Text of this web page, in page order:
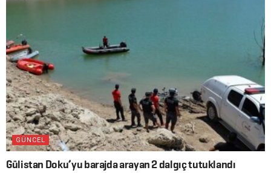
GÜNCEL
Gülistan Doku’yu barajda arayan 2 dalgıç tutuklandı